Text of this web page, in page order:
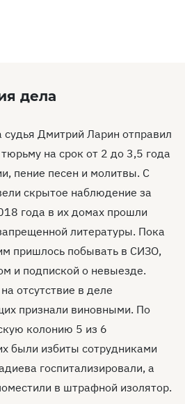
дела
судья Дмитрий Ларин отправил
на срок от 2 до 3,5 года
пение песен и молитвы. С
скрытое наблюдение за
года в их домах прошли
литературы. Пока
пришлось побывать в СИЗО,
и подпиской о невыезде.
отсутствие в деле
признали виновными. По
колонию 5 из 6
были избиты сотрудниками
госпитализировали, а
в штрафной изолятор.